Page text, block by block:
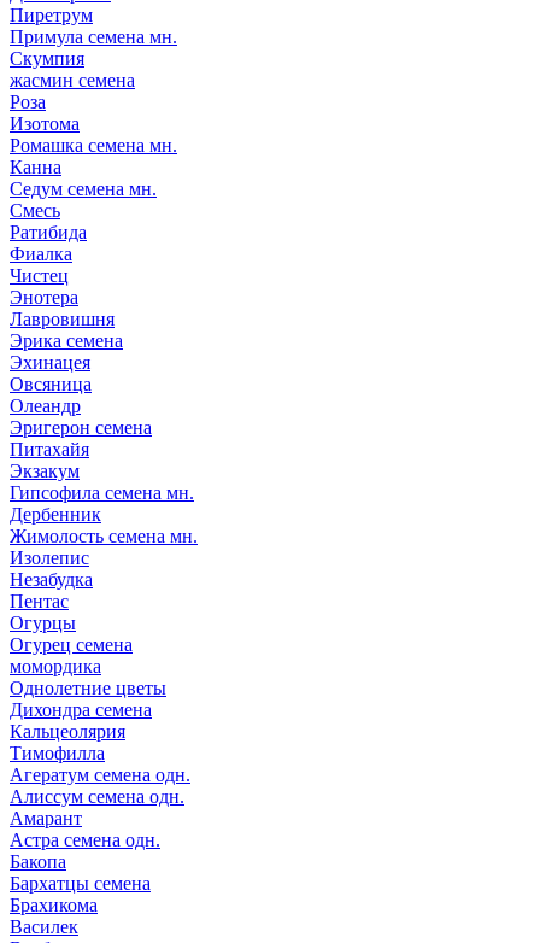
Пиретрум
Примула семена мн.
Скумпия
жасмин семена
Роза
Изотома
Ромашка семена мн.
Канна
Седум семена мн.
Смесь
Ратибида
Фиалка
Чистец
Энотера
Лавровишня
Эрика семена
Эхинацея
Овсяница
Олеандр
Эригерон семена
Питахайя
Экзакум
Гипсофила семена мн.
Дербенник
Жимолость семена мн.
Изолепис
Незабудка
Пентас
Огурцы
Огурец семена
момордика
Однолетние цветы
Дихондра семена
Кальцеолярия
Тимофилла
Агератум семена одн.
Алиссум семена одн.
Амарант
Астра семена одн.
Бакопа
Бархатцы семена
Брахикома
Василек